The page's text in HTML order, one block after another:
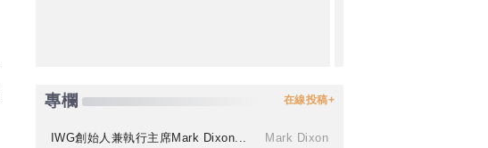
專欄 在線投稿+
IWG創始人兼執行主席Mark Dixon...
Mark Dixon